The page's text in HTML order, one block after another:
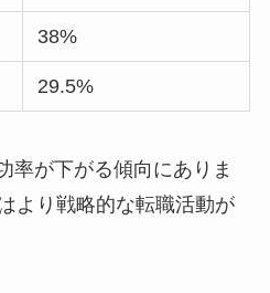
38%
29.5%
率が下がる傾向にありま
より戦略的な転職活動が